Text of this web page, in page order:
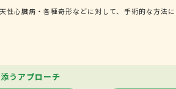
心臓病・各種奇形などに対して、手術的な方法に
うアプローチ